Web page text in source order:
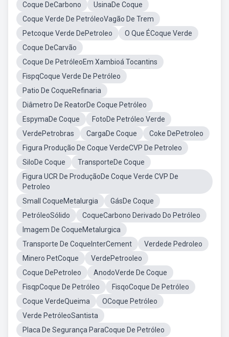
Coque DeCarbono
UsinaDe Coque
Coque Verde De PetróleoVagão De Trem
Petcoque Verde DePetroleo
O Que ÉCoque Verde
Coque DeCarvão
Coque De PetróleoEm Xambioá Tocantins
FispqCoque Verde De Petróleo
Patio De CoqueRefinaria
Diâmetro De ReatorDe Coque Petróleo
EspymaDe Coque
FotoDe Petróleo Verde
VerdePetrobras
CargaDe Coque
Coke DePetroleo
Figura Produção De Coque VerdeCVP De Petroleo
SiloDe Coque
TransporteDe Coque
Figura UCR De ProduçãoDe Coque Verde CVP De
Petroleo
Small CoqueMetalurgia
GásDe Coque
PetróleoSólido
CoqueCarbono Derivado Do Petróleo
Imagem De CoqueMetalurgica
Transporte De CoqueInterCement
Verdede Pedroleo
Minero PetCoque
VerdePetrooleo
Coque DePetroleo
AnodoVerde De Coque
FisqpCoque De Petróleo
FisqoCoque De Petróleo
Coque VerdeQueima
OCoque Petróleo
Verde PetróleoSantista
Placa De Segurança ParaCoque De Petróleo